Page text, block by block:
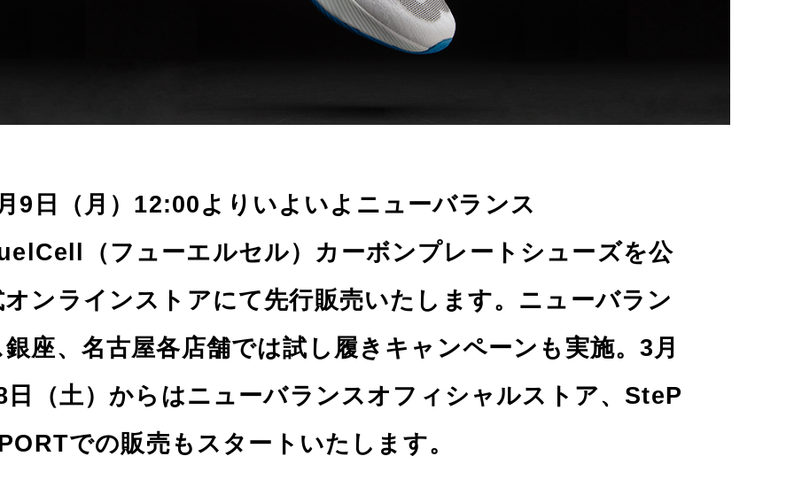
9日（月）12:00よりいよいよニューバランス
（フューエルセル）カーボンプレートシューズを公
オンラインストアにて先行販売いたします。ニューバラン
銀座、名古屋各店舗では試し履きキャンペーンも実施。3月
日（土）からはニューバランスオフィシャルストア、SteP
での販売もスタートいたします。